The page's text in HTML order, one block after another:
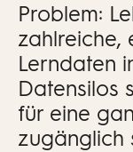
Problem:
zahlreiche,
Lerndaten
Datensilos
für eine
zugänglich